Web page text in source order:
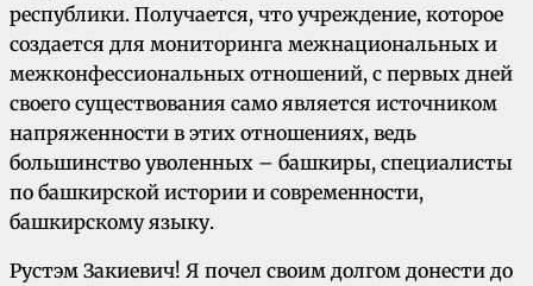
республики. Получается, что учреждение, которое
создается для мониторинга межнациональных и
межконфессиональных отношений, с первых дней
своего существования само является источником
напряженности в этих отношениях, ведь
большинство уволенных – башкиры, специалисты
по башкирской истории и современности,
башкирскому языку.
Рустэм Закиевич! Я почел своим долгом донести до